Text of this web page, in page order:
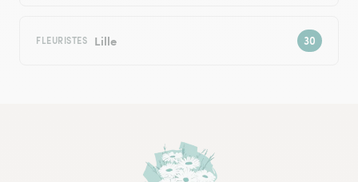
FLEURISTES Lille